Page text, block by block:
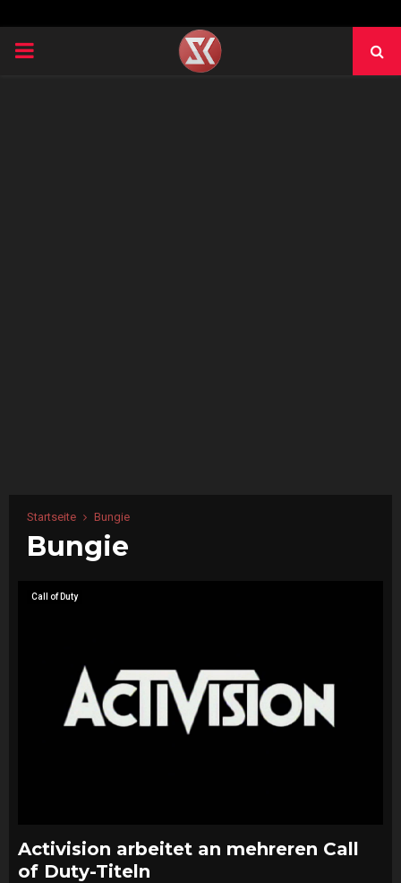
PRIMARY
Startseite Bungie
Bungie
Call of Duty
Activision arbeitet an mehreren Call
of Duty-Titeln